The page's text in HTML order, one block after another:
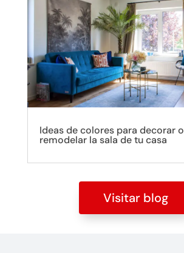
Ideas de colores para decorar o
remodelar la sala de tu casa
Visitar blog